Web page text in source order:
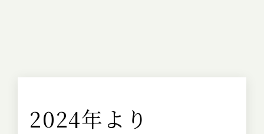
2024年より